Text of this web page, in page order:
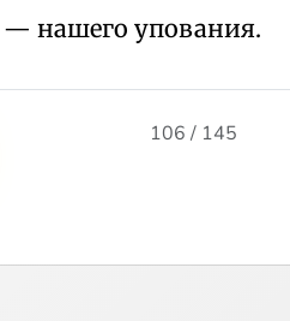
— нашего упования.
106 / 145